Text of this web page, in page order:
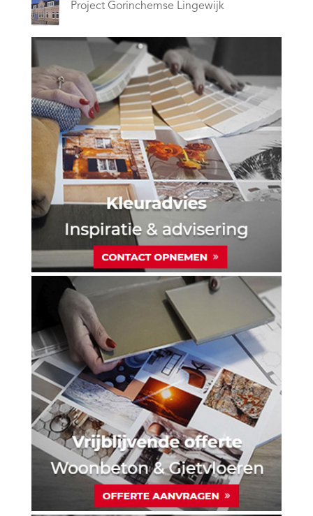
Project Gorinchemse Lingewijk